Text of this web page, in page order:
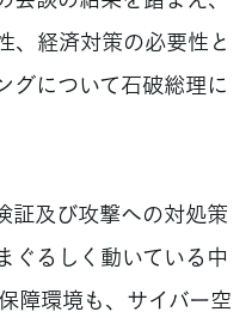
、経済対策の必要性と
グについて石破総理に
証及び攻撃への対処策
るしく動いている中
障環境も、サイバー空